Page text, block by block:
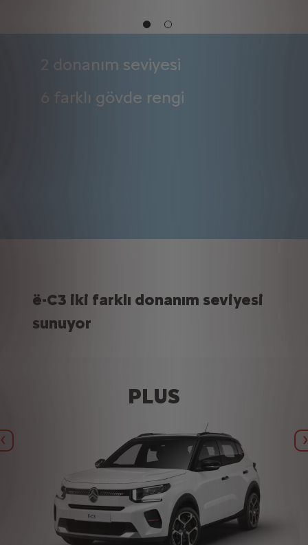
2 donanım seviyesi
6 farklı gövde rengi
ë-C3 iki farklı donanım seviyesi
sunuyor
Bi̇r Önceki̇
PLUS